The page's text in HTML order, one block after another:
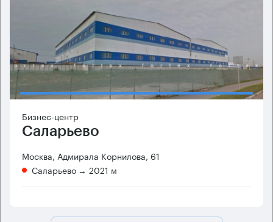
Бизнес-центр
Саларьево
Москва, Адмирала Корнилова, 61
Саларьево → 2021 м